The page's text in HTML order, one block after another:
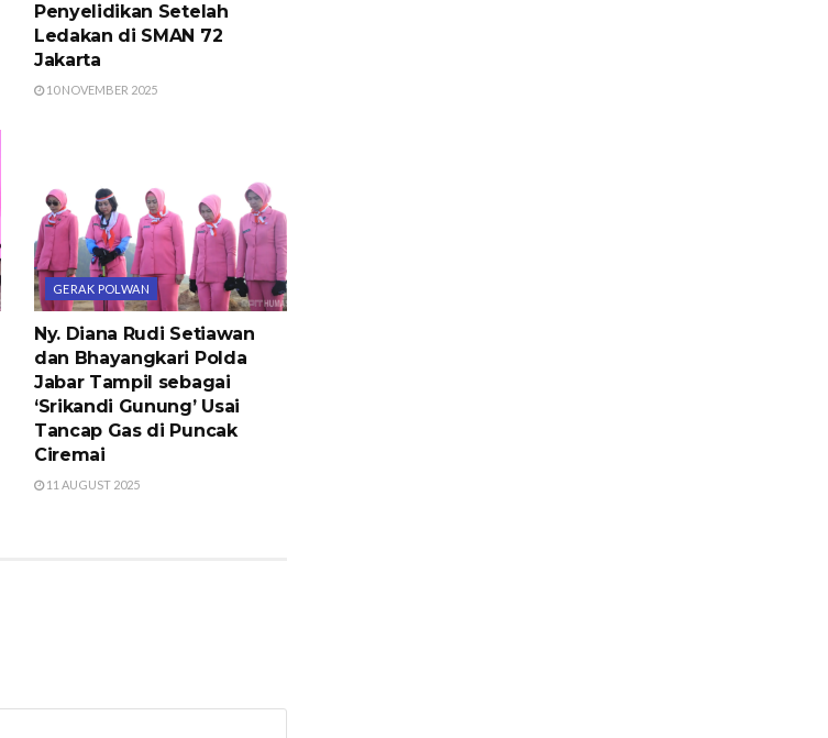
Penyelidikan Setelah
Ledakan di SMAN 72
Jakarta
10 NOVEMBER 2025
GERAK POLWAN
Ny. Diana Rudi Setiawan
dan Bhayangkari Polda
Jabar Tampil sebagai
‘Srikandi Gunung’ Usai
Tancap Gas di Puncak
Ciremai
11 AUGUST 2025